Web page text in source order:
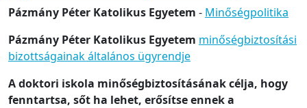
Pázmány Péter Katolikus Egyetem - Minőségpolitika
Pázmány Péter Katolikus Egyetem minőségbiztosítási
bizottságainak általános ügyrendje
A doktori iskola minőségbiztosításának célja, hogy
fenntartsa, sőt ha lehet, erősítse ennek a